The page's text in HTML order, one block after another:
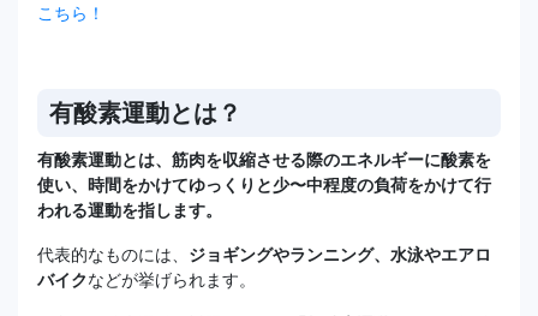
こちら！
有酸素運動とは？
有酸素運動とは、筋肉を収縮させる際のエネルギーに酸素を
使い、時間をかけてゆっくりと少〜中程度の負荷をかけて行
われる運動を指します。
代表的なものには、 ジョギングやランニング、水泳やエアロ
バイクなどが挙げられます。